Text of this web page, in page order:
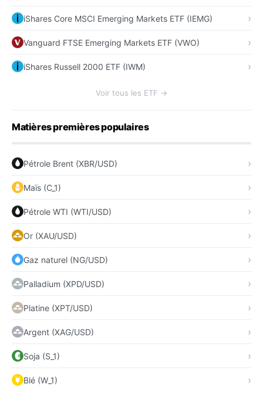
iShares Core MSCI Emerging Markets ETF (IEMG)
Vanguard FTSE Emerging Markets ETF (VWO)
iShares Russell 2000 ETF (IWM)
Voir tous les ETF →
Matières premières populaires
Pétrole Brent (XBR/USD)
Maïs (C_1)
Pétrole WTI (WTI/USD)
Or (XAU/USD)
Gaz naturel (NG/USD)
Palladium (XPD/USD)
Platine (XPT/USD)
Argent (XAG/USD)
Soja (S_1)
Blé (W_1)